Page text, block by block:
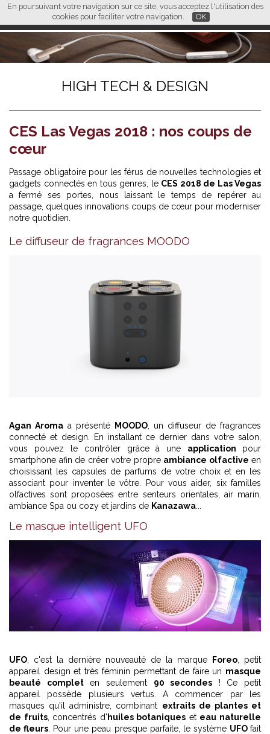
En poursuivant votre navigation sur ce site, vous acceptez l'utilisation des
cookies pour faciliter votre navigation.
OK
FR EN CN
L M
HIGH TECH & DESIGN
CES Las Vegas 2018 : nos coups de
cœur
Passage obligatoire pour les férus de nouvelles technologies et
gadgets connectés en tous genres, le CES 2018 de Las Vegas
a fermé ses portes, nous laissant le temps de repérer au
passage, quelques innovations coups de cœur pour moderniser
notre quotidien.
Le diffuseur de fragrances MOODO
Agan Aroma a présenté MOODO , un diffuseur de fragrances
connecté et design. En installant ce dernier dans votre salon,
vous pouvez le contrôler grâce à une application pour
smartphone afin de créer votre propre ambiance olfactive en
choisissant les capsules de parfums de votre choix et en les
associant pour inventer le vôtre. Pour vous aider, six familles
olfactives sont proposées entre senteurs orientales, air marin,
ambiance Spa ou cozy et jardins de Kanazawa
Le masque intelligent UFO
UFO , c'est la dernière nouveauté de la marque Foreo , petit
appareil design et très féminin permettant de faire un masque
beauté completen seulement 90 secondes ! Ce petit
appareil possède plusieurs vertus. A commencer par les
masques qu'il administre, combinant extraits de plantes et
de fruits, concentrés d' huiles botaniques et eau naturelle
de fleurs . Pour une peau presque parfaite, le système UFOfait